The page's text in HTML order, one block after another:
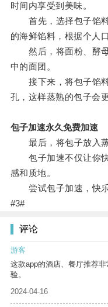
时间内享受到美味。
首先，选择包子馅料
的海鲜馅料，根据个人
然后，将面粉、酵母
中的面团。
接下来，将包子馅料
孔，这样蒸熟的包子会
包子加速永久免费加速
最后，将包子放入蒸
包子加速不仅让你快
感和质地。
尝试包子加速，快乐
#3#
评论
游客
这款app的酒店、餐厅推荐
验。
2024-04-16